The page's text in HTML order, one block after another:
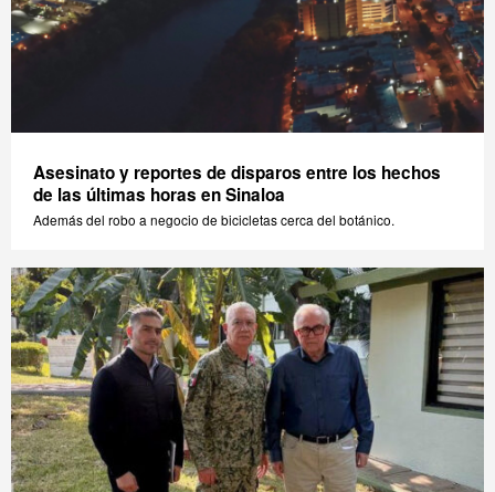
Asesinato y reportes de disparos entre los hechos
de las últimas horas en Sinaloa
Además del robo a negocio de bicicletas cerca del botánico.